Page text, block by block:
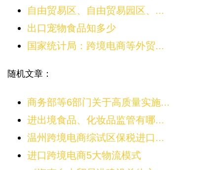
自由贸易区、自由贸易园区、...
出口宠物食品知多少
国家统计局：跨境电商等外贸...
随机文章：
商务部等6部门关于高质量实施...
进出境食品、化妆品监管有哪...
温州跨境电商综试区保税进口...
进口跨境电商5大物流模式